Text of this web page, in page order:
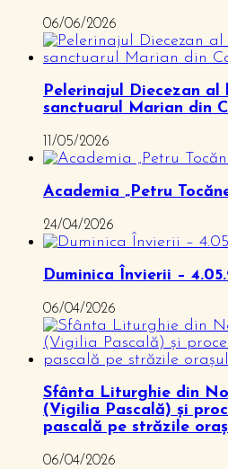
06/06/2026
Pelerinajul Diecezan
sanctuarul Marian din
11/05/2026
Academia „Petru
24/04/2026
Duminica Învierii –
06/04/2026
Sfânta Liturghie din
(Vigilia Pascală) și
pascală pe străzile
06/04/2026